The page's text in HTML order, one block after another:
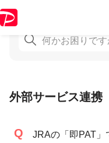
外部サービス連携
JRAの「即PAT」